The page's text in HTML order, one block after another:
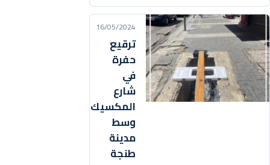
16/05/2024
ترقيع
حفرة
في
شارع
المكسيك
وسط
مدينة
طنجة